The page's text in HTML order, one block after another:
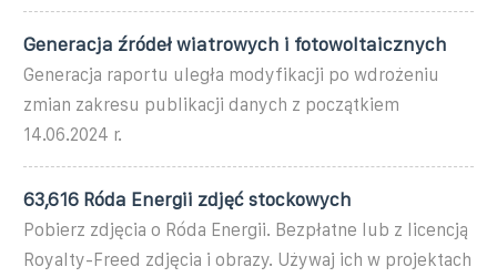
Generacja źródeł wiatrowych i fotowoltaicznych
Generacja raportu uległa modyfikacji po wdrożeniu
zmian zakresu publikacji danych z początkiem
14.06.2024 r.
63,616 Róda Energii zdjęć stockowych
Pobierz zdjęcia o Róda Energii. Bezpłatne lub z licencją
Royalty-Freed zdjęcia i obrazy. Używaj ich w projektach